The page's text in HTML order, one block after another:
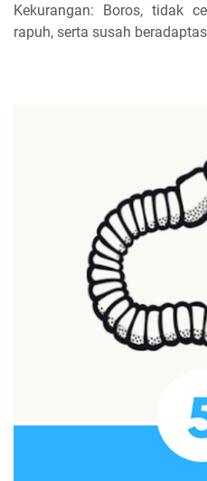
Kekurangan: Boros, tidak
rapuh, serta susah